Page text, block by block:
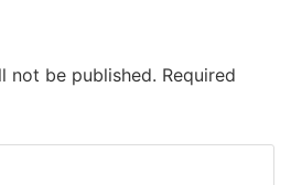
not be published. Required